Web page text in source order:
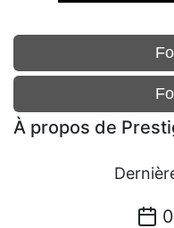
À propos de